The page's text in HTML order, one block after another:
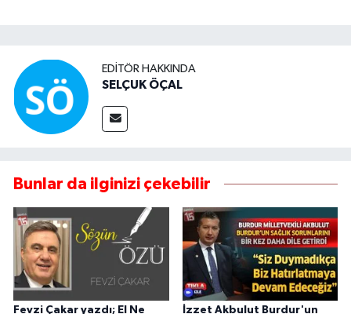
EDITÖR HAKKINDA
SELÇUK ÖÇAL
Bunlar da ilginizi çekebilir
Fevzi Çakar yazdı; El Ne İzzet Akbulut Burdur'un